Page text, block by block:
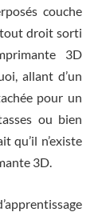
couche
tout droit sorti
3D
allant d’un
pour un
ou bien
qu’il n’existe
3D.